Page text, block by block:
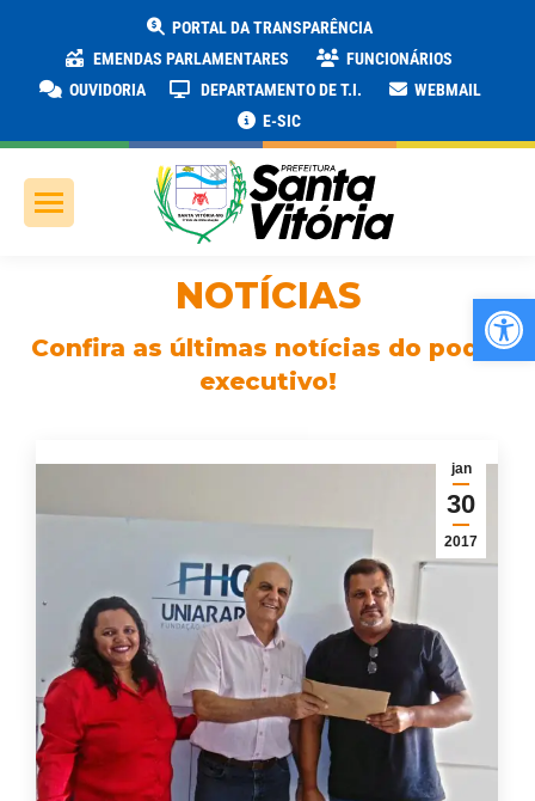
PORTAL DA TRANSPARÊNCIA
EMENDAS PARLAMENTARES
FUNCIONÁRIOS
OUVIDORIA
DEPARTAMENTO DE T.I.
WEBMAIL
E-SIC
NOTÍCIAS
Confira as últimas notícias do poder
executivo!
jan
30
2017